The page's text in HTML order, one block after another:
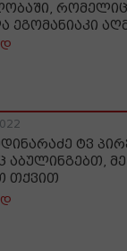
რომელიც
ეგომანიაკი
ტვ
აბულინგებთ,
თქვით